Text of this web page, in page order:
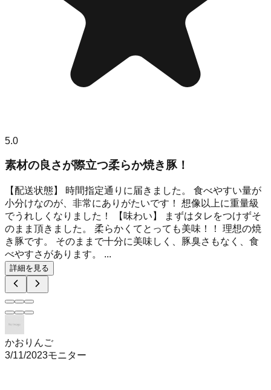
5.0
素材の良さが際立つ柔らか焼き豚！
【配送状態】 時間指定通りに届きました。 食べやすい量が
小分けなのが、非常にありがたいです！ 想像以上に重量級
でうれしくなりました！ 【味わい】 まずはタレをつけずそ
のまま頂きました。 柔らかくてとっても美味！！ 理想の焼
き豚です。 そのままで十分に美味しく、豚臭さもなく、食
べやすさがあります。 ...
詳細を見る
かおりんご
3/11/2023モニター